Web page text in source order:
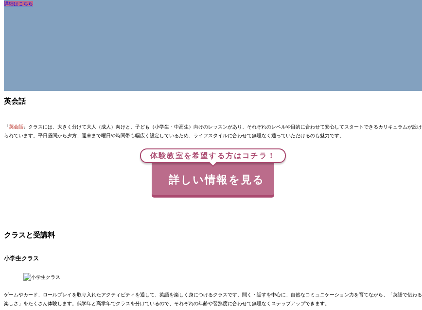
詳細はこちら
英会話
『英会話』クラスには、大きく分けて大人（成人）向けと、子ども（小学生・中高生）向けのレッスンがあり、それぞれのレベルや目的に合わせて安心してスタートできるカリキュラムが設け
られています。平日昼間から夕方、週末まで曜日や時間帯も幅広く設定しているため、ライフスタイルに合わせて無理なく通っていただけるのも魅力です。
体験教室を希望する方はコチラ！
詳しい情報を見る
クラスと受講料
小学生クラス
ゲームやカード、ロールプレイを取り入れたアクティビティを通して、英語を楽しく身につけるクラスです。聞く・話すを中心に、自然なコミュニケーション力を育てながら、「英語で伝わる
楽しさ」をたくさん体験します。低学年と高学年でクラスを分けているので、それぞれの年齢や習熟度に合わせて無理なくステップアップできます。